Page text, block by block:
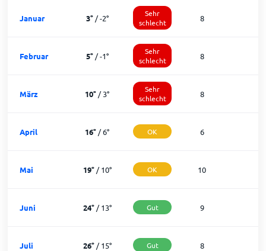
Januar 3°/-2°
Sehr
schlecht
8
Februar 5°/-1°
Sehr
schlecht
8
März 10° /3°
Sehr
schlecht
8
April 16° /6° OK 6
Mai 19°/10° OK 10
Juni 24°/13° Gut 9
Juli 26°/15° Gut 8